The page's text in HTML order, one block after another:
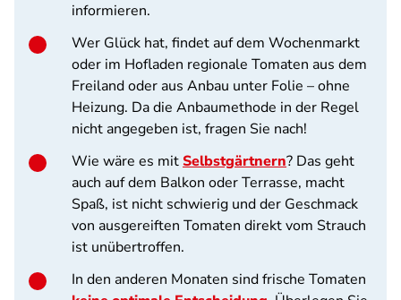
informieren.
Wer Glück hat, findet auf dem Wochenmarkt
oder im Hofladen regionale Tomaten aus dem
Freiland oder aus Anbau unter Folie – ohne
Heizung. Da die Anbaumethode in der Regel
nicht angegeben ist, fragen Sie nach!
Wie wäre es mitSelbstgärtnern? Das geht
auch auf dem Balkon oder Terrasse, macht
Spaß, ist nicht schwierig und der Geschmack
von ausgereiften Tomaten direkt vom Strauch
ist unübertroffen.
In den anderen Monaten sind frische Tomaten